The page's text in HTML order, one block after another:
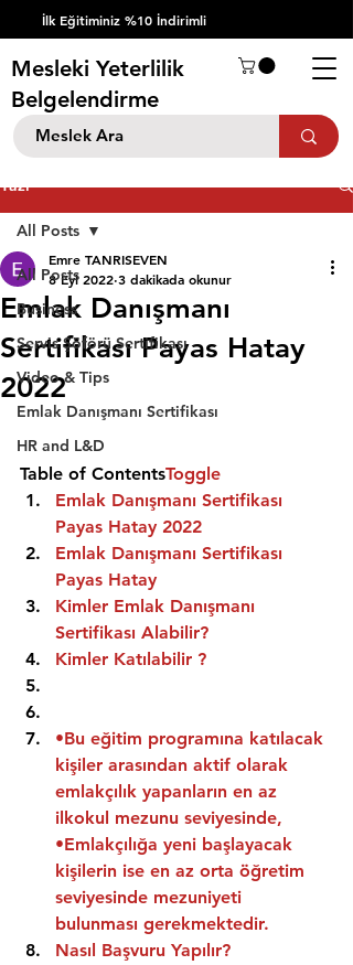
İlk Eğitiminiz %10 İndirimli
Mesleki Yeterlilik
Belgelendirme
Yazı
All Posts
Business
Servis Şöförü Sertifikası
Video & Tips
Emlak Danışmanı Sertifikası
HR and L&D
All Posts
Emlak Danışmanı
Sertifikası Payas Hatay
2022
Emre TANRISEVEN
8 Eyl 2022 3 dakikada okunur
Table of ContentsToggle
Emlak Danışmanı Sertifikası
Payas Hatay 2022
Emlak Danışmanı Sertifikası
Payas Hatay
Kimler Emlak Danışmanı
Sertifikası Alabilir?
Kimler Katılabilir ?
•Bu eğitim programına katılacak
kişiler arasından aktif olarak
emlakçılık yapanların en az
ilkokul mezunu seviyesinde,
•Emlakçılığa yeni başlayacak
kişilerin ise en az orta öğretim
seviyesinde mezuniyeti
bulunması gerekmektedir.
Nasıl Başvuru Yapılır?